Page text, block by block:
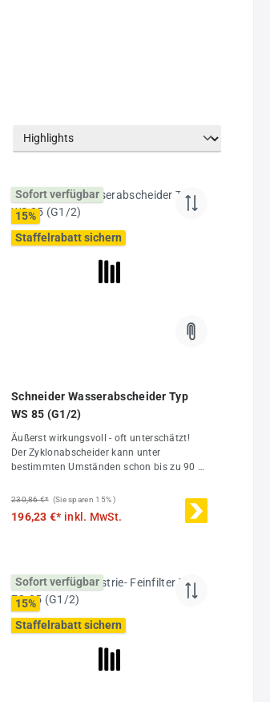
Sofort verfügbar
15%
Staffelrabatt sichern
Schneider Wasserabscheider Typ
WS 85 (G1/2)
Äußerst wirkungsvoll - oft unterschätzt!
Der Zyklonabscheider kann unter
bestimmten Umständen schon bis zu 90 %
abführen und ist zudem fast wartungsfrei,
da der Ersatz von Filterelementen
entfälltDer Zyklonabscheider WS 85 (G1/2)
Schmutz und Kondensat. Der Einbau
erfolgt idealerweise zwischen Kompressor
und der nachfolgenden
Druckluftaufbereitung.Weitere
eingebautem automatischem
KondensatableiterSicherer
230,86 €* (Sie sparen 15% )
196,23 €* inkl. MwSt.
Sofort verfügbar
15%
Staffelrabatt sichern